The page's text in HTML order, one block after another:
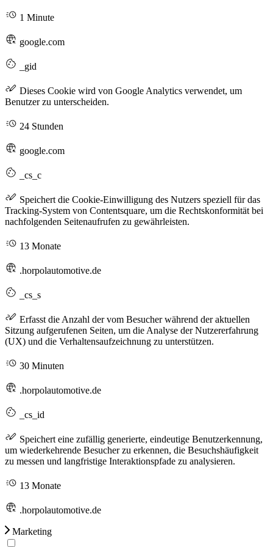
1 Minute
google.com
_gid
Dieses Cookie wird von Google Analytics verwendet, um
Benutzer zu unterscheiden.
24 Stunden
google.com
_cs_c
Speichert die Cookie-Einwilligung des Nutzers speziell für das
Tracking-System von Contentsquare, um die Rechtskonformität bei
nachfolgenden Seitenaufrufen zu gewährleisten.
13 Monate
.horpolautomotive.de
_cs_s
Erfasst die Anzahl der vom Besucher während der aktuellen
Sitzung aufgerufenen Seiten, um die Analyse der Nutzererfahrung
(UX) und die Verhaltensaufzeichnung zu unterstützen.
30 Minuten
.horpolautomotive.de
_cs_id
Speichert eine zufällig generierte, eindeutige Benutzerkennung,
um wiederkehrende Besucher zu erkennen, die Besuchshäufigkeit
zu messen und langfristige Interaktionspfade zu analysieren.
13 Monate
.horpolautomotive.de
Marketing